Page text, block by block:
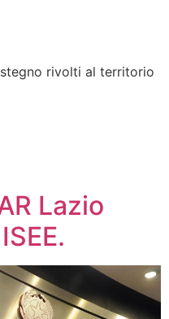
rivolti al territorio
Lazio